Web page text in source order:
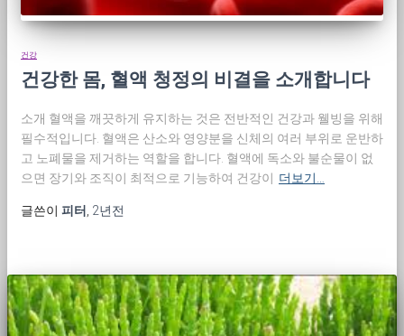
건강
건강한 몸, 혈액 청정의 비결을 소개합니다
소개 혈액을 깨끗하게 유지하는 것은 전반적인 건강과 웰빙을 위해
필수적입니다. 혈액은 산소와 영양분을 신체의 여러 부위로 운반하
고 노폐물을 제거하는 역할을 합니다. 혈액에 독소와 불순물이 없
으면 장기와 조직이 최적으로 기능하여 건강이 더보기…
글쓴이 피터 2년전